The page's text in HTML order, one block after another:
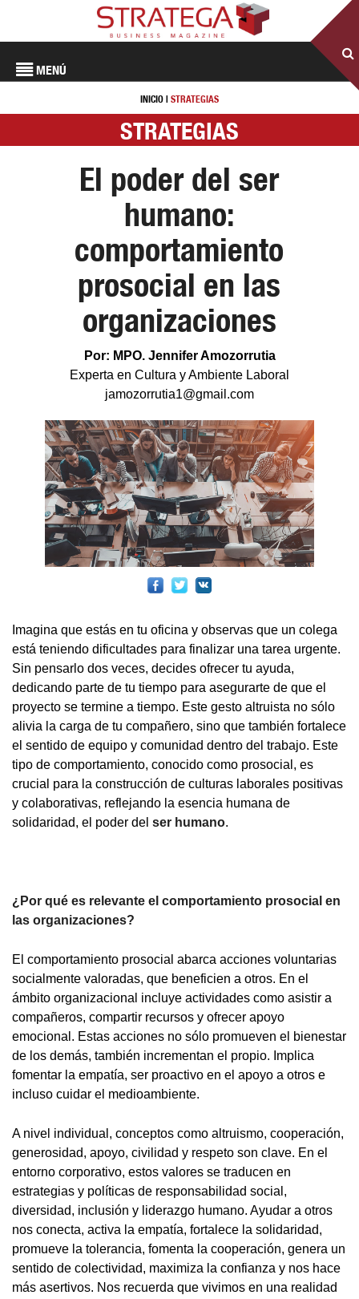
MENÚ
INICIO | STRATEGIAS
STRATEGIAS
El poder del ser
humano:
comportamiento
prosocial en las
organizaciones
Por: MPO. Jennifer Amozorrutia
Experta en Cultura y Ambiente Laboral
jamozorrutia1@gmail.com
Imagina que estás en tu oficina y observas que un colega
está teniendo dificultades para finalizar una tarea urgente.
Sin pensarlo dos veces, decides ofrecer tu ayuda,
dedicando parte de tu tiempo para asegurarte de que el
proyecto se termine a tiempo. Este gesto altruista no sólo
alivia la carga de tu compañero, sino que también fortalece
el sentido de equipo y comunidad dentro del trabajo. Este
tipo de comportamiento, conocido como prosocial, es
crucial para la construcción de culturas laborales positivas
y colaborativas, reflejando la esencia humana de
solidaridad, el poder del ser humano.
¿Por qué es relevante el comportamiento prosocial en
las organizaciones?
El comportamiento prosocial abarca acciones voluntarias
socialmente valoradas, que beneficien a otros. En el
ámbito organizacional incluye actividades como asistir a
compañeros, compartir recursos y ofrecer apoyo
emocional. Estas acciones no sólo promueven el bienestar
de los demás, también incrementan el propio. Implica
fomentar la empatía, ser proactivo en el apoyo a otros e
incluso cuidar el medioambiente.
A nivel individual, conceptos como altruismo, cooperación,
generosidad, apoyo, civilidad y respeto son clave. En el
entorno corporativo, estos valores se traducen en
estrategias y políticas de responsabilidad social,
diversidad, inclusión y liderazgo humano. Ayudar a otros
nos conecta, activa la empatía, fortalece la solidaridad,
promueve la tolerancia, fomenta la cooperación, genera un
sentido de colectividad, maximiza la confianza y nos hace
más asertivos. Nos recuerda que vivimos en una realidad